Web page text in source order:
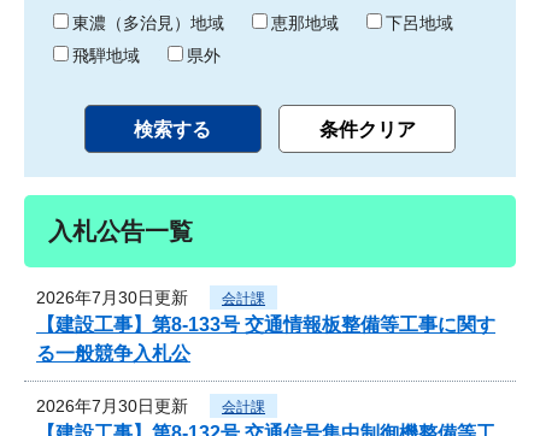
東濃（多治見）地域
恵那地域
下呂地域
飛騨地域
県外
入札公告一覧
2026年7月30日更新 会計課
【建設工事】第8-133号 交通情報板整備等工事に関す
る一般競争入札公
2026年7月30日更新 会計課